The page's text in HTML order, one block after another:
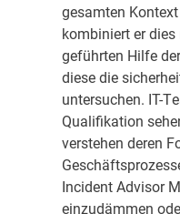
gesamten
kombiniert er
geführten Hilfe
diese die
untersuchen. IT-
Qualifikation
verstehen deren
Incident Advisor
einzudämmen